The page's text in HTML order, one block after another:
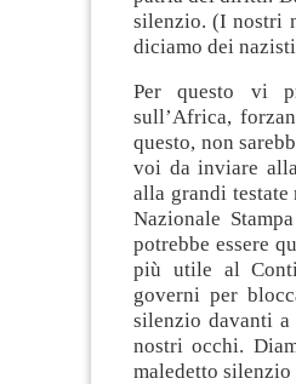
silenzio. (I nostri
diciamo dei
Per questo vi
sull’Africa,
questo, non
voi da inviare
alla grandi testate
Nazionale
potrebbe essere
più utile al
governi per
silenzio davanti a
nostri occhi.
maledetto